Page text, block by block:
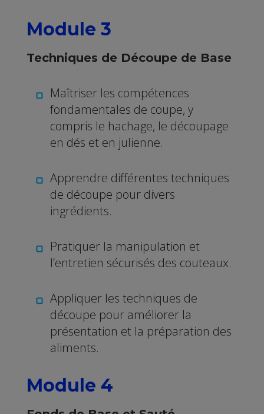
Module 3
Techniques de Découpe de Base
Maîtriser les compétences
fondamentales de coupe, y
compris le hachage, le découpage
en dés et en julienne.
Apprendre différentes techniques
de découpe pour divers
ingrédients.
Pratiquer la manipulation et
l’entretien sécurisés des couteaux.
Appliquer les techniques de
découpe pour améliorer la
présentation et la préparation des
aliments.
Module 4